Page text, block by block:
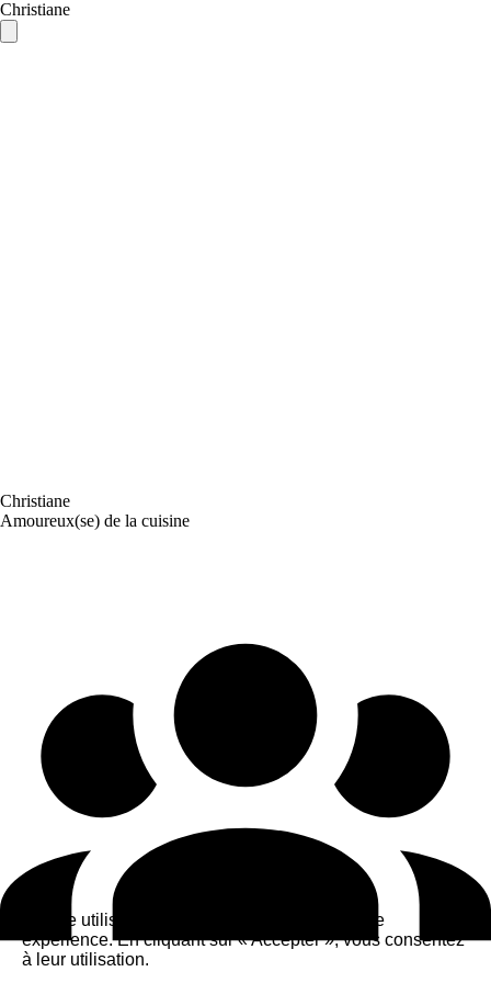
Christiane
Christiane
Amoureux(se) de la cuisine
Ce site utilise des cookies pour améliorer votre
expérience. En cliquant sur « Accepter », vous consentez
à leur utilisation.